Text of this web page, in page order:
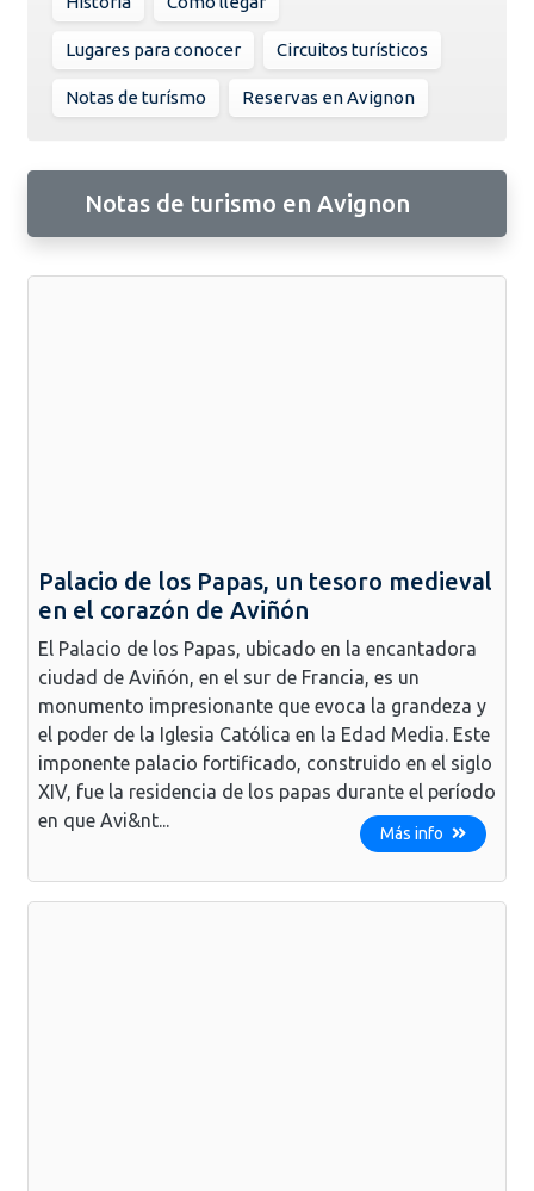
Lugares para conocer Circuitos turísticos
Notas de turísmo Reservas en Avignon
Notas de turismo en Avignon
Palacio de los Papas, un tesoro medieval
en el corazón de Aviñón
El Palacio de los Papas, ubicado en la encantadora
ciudad de Aviñón, en el sur de Francia, es un
monumento impresionante que evoca la grandeza y
el poder de la Iglesia Católica en la Edad Media. Este
imponente palacio fortificado, construido en el siglo
XIV, fue la residencia de los papas durante el período
en que Avi&nt...
Más info